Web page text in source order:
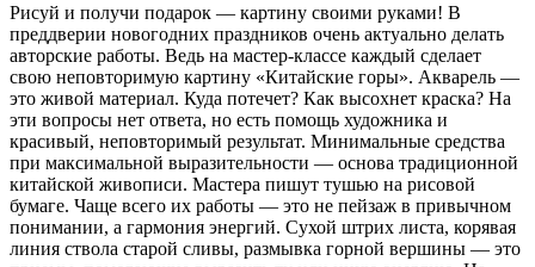
Рисуй и получи подарок — картину своими руками! В
преддверии новогодних праздников очень актуально делать
авторские работы. Ведь на мастер-классе каждый сделает
свою неповторимую картину «Китайские горы». Акварель —
это живой материал. Куда потечет? Как высохнет краска? На
эти вопросы нет ответа, но есть помощь художника и
красивый, неповторимый результат. Минимальные средства
при максимальной выразительности — основа традиционной
китайской живописи. Мастера пишут тушью на рисовой
бумаге. Чаще всего их работы — это не пейзаж в привычном
понимании, а гармония энергий. Сухой штрих листа, корявая
линия ствола старой сливы, размывка горной вершины — это